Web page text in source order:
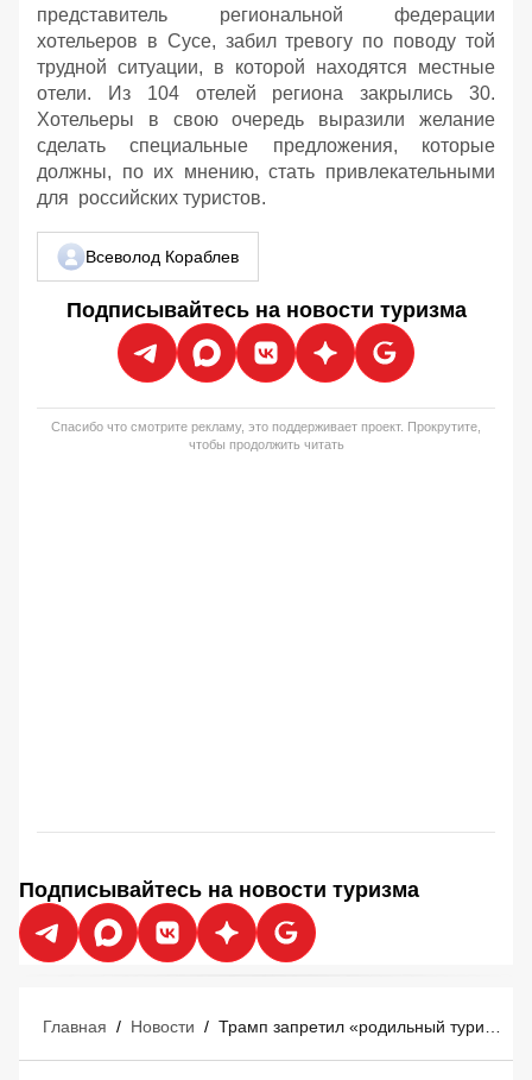
представитель региональной федерации
хотельеров в Сусе, забил тревогу по поводу той
трудной ситуации, в которой находятся местные
отели. Из 104 отелей региона закрылись 30.
Хотельеры в свою очередь выразили желание
сделать специальные предложения, которые
должны, по их мнению, стать привлекательными
для российских туристов.
Всеволод Кораблев
Подписывайтесь на новости туризма
Спасибо что смотрите рекламу, это поддерживает проект. Прокрутите,
чтобы продолжить читать
Подписывайтесь на новости туризма
Главная / Новости /